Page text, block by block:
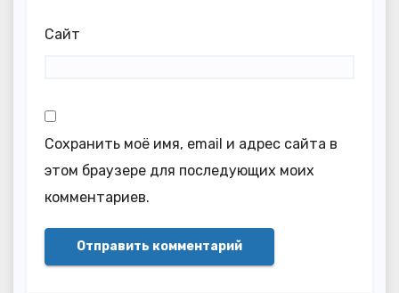
Сайт
Сохранить моё имя, email и адрес сайта в
этом браузере для последующих моих
комментариев.